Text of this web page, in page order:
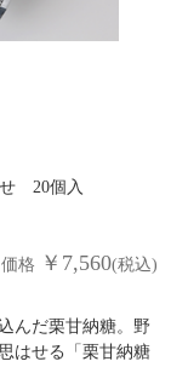
せ 20個入
価格 ￥7,560(税込)
んだ栗甘納糖。野
はせる「栗甘納糖